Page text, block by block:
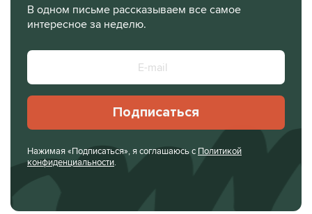
В одном письме рассказываем все самое
интересное за неделю.
Подписаться
Нажимая «Подписаться», я соглашаюсь с Политикой
конфиденциальности.